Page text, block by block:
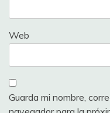
Web
Guarda mi nombre,